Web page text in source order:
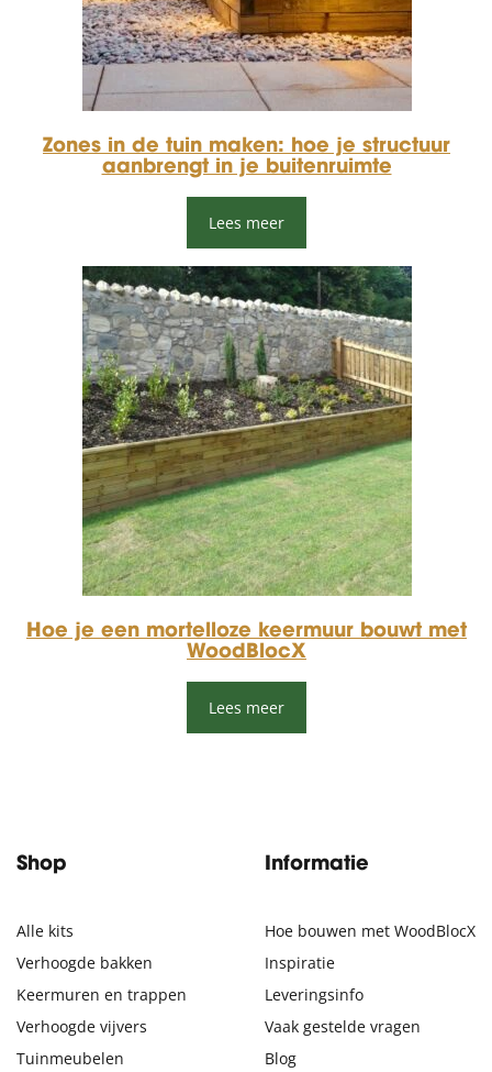
Zones in de tuin maken: hoe je structuur
aanbrengt in je buitenruimte
Lees meer
Hoe je een mortelloze keermuur bouwt met
WoodBlocX
Lees meer
Shop
Alle kits
Verhoogde bakken
Keermuren en trappen
Verhoogde vijvers
Tuinmeubelen
Informatie
Hoe bouwen met WoodBlocX
Inspiratie
Leveringsinfo
Vaak gestelde vragen
Blog